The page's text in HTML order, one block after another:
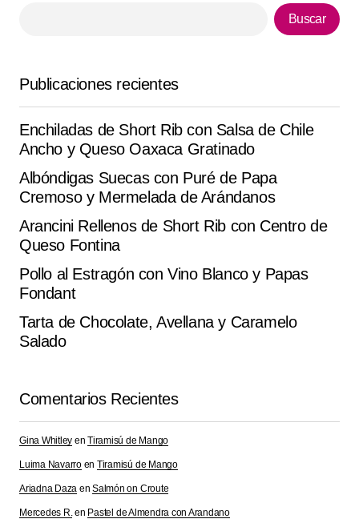
Guarda mi nombre, correo electrónico y web en este
Submit Comment
Buscar
Publicaciones recientes
Enchiladas de Short Rib con Salsa de Chile
Ancho y Queso Oaxaca Gratinado
Albóndigas Suecas con Puré de Papa
Cremoso y Mermelada de Arándanos
Arancini Rellenos de Short Rib con Centro de
Queso Fontina
Pollo al Estragón con Vino Blanco y Papas
Fondant
Tarta de Chocolate, Avellana y Caramelo
Salado
Comentarios Recientes
Gina Whitley enTiramisú de Mango
Luima Navarroen Tiramisú de Mango
Ariadna Daza enSalmón on Croute
Mercedes R. en Pastel de Almendra con Arandano